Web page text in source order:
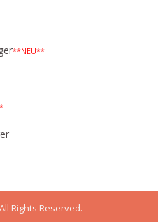
**NEU**
Rights Reserved.